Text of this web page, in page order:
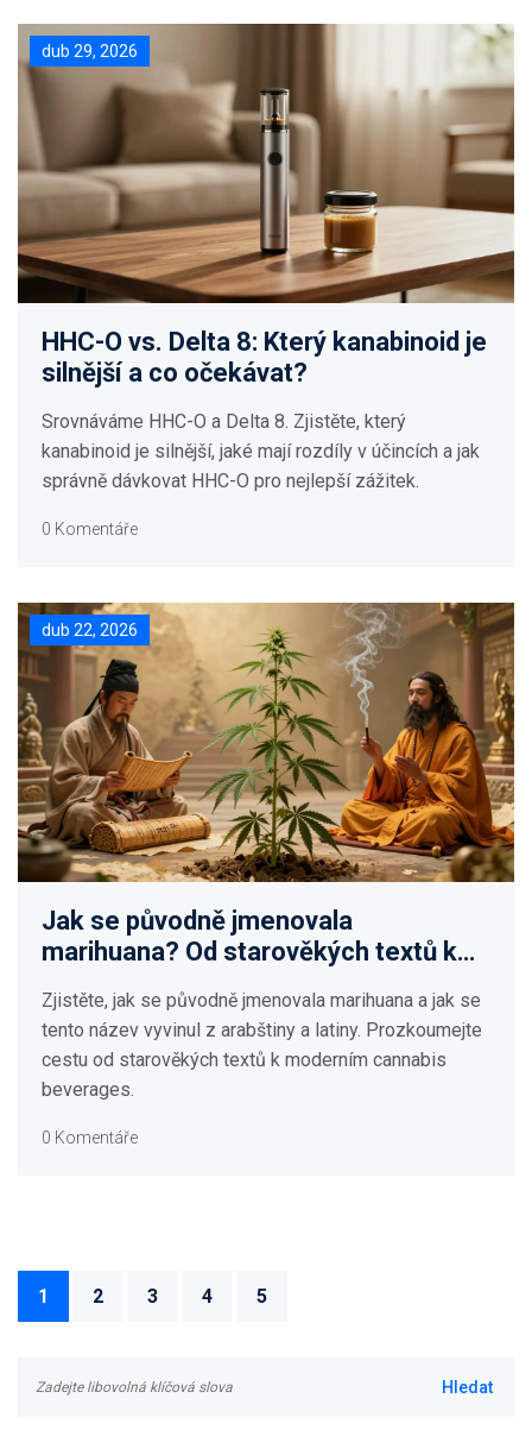
dub 29, 2026
HHC-O vs. Delta 8: Který kanabinoid je
silnější a co očekávat?
Srovnáváme HHC-O a Delta 8. Zjistěte, který
kanabinoid je silnější, jaké mají rozdíly v účincích a jak
správně dávkovat HHC-O pro nejlepší zážitek.
0 Komentáře
dub 22, 2026
Jak se původně jmenovala
marihuana? Od starověkých textů k
Zjistěte, jak se původně jmenovala marihuana a jak se
tento název vyvinul z arabštiny a latiny. Prozkoumejte
cestu od starověkých textů k moderním cannabis
beverages.
0 Komentáře
1 2 3 4 5